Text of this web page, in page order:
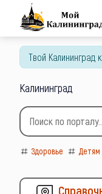
Твой Калининград
Калининград
Здоровье Детям